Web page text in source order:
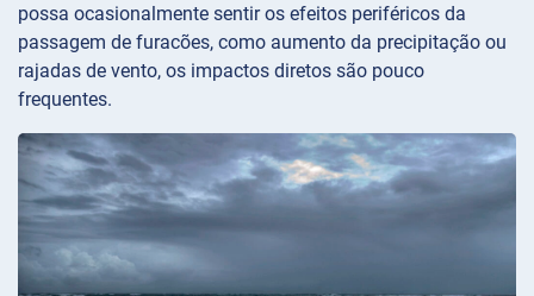
possa ocasionalmente sentir os efeitos periféricos da
passagem de furacões, como aumento da precipitação ou
rajadas de vento, os impactos diretos são pouco
frequentes.